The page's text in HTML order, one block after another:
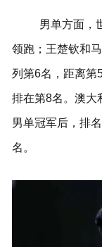
男单方面，
领跑； 王楚钦和
列第6名，距离第
排在第8名。 澳大
男单冠军后，排
名。